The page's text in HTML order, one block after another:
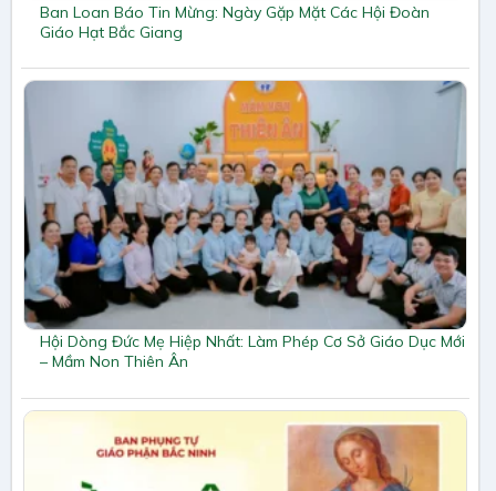
Ban Loan Báo Tin Mừng: Ngày Gặp Mặt Các Hội Đoàn
Giáo Hạt Bắc Giang
Hội Dòng Đức Mẹ Hiệp Nhất: Làm Phép Cơ Sở Giáo Dục Mới
– Mầm Non Thiên Ân